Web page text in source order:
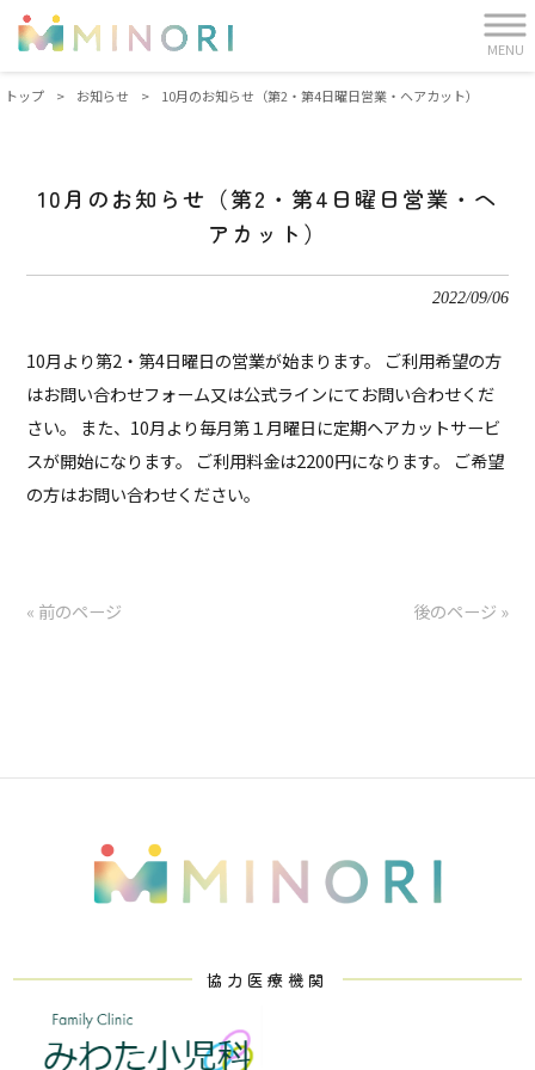
MENU
トップ > お知らせ > 10月のお知らせ（第2・第4日曜日営業・ヘアカット）
10月のお知らせ（第2・第4日曜日営業・ヘ
アカット）
2022/09/06
10月より第2・第4日曜日の営業が始まります。 ご利用希望の方
はお問い合わせフォーム又は公式ラインにてお問い合わせくだ
さい。 また、10月より毎月第１月曜日に定期ヘアカットサービ
スが開始になります。 ご利用料金は2200円になります。 ご希望
の方はお問い合わせください。
« 前のページ 後のページ »
協力医療機関